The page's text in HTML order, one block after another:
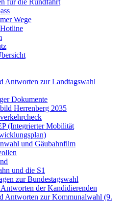
für die Rundfahrt
Wege
Antworten zur Landtagswahl
Dokumente
Herrenberg 2035
(Integrierter Mobilität
und Gäubahnfilm
und die S1
zur Bundestagswahl
der Kandidierenden
Antworten zur Kommunalwahl (9.